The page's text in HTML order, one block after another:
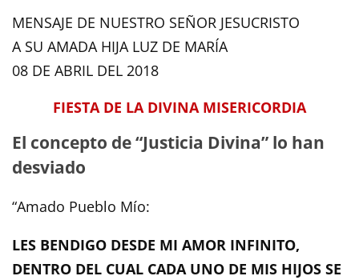
MENSAJE DE NUESTRO SEÑOR JESUCRISTO
A SU AMADA HIJA LUZ DE MARÍA
08 DE ABRIL DEL 2018
FIESTA DE LA DIVINA MISERICORDIA
El concepto de “Justicia Divina” lo han
desviado
“Amado Pueblo Mío:
LES BENDIGO DESDE MI AMOR INFINITO,
DENTRO DEL CUAL CADA UNO DE MIS HIJOS SE